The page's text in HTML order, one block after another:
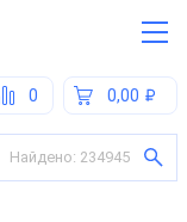
0,00
0
Найдено: 234945